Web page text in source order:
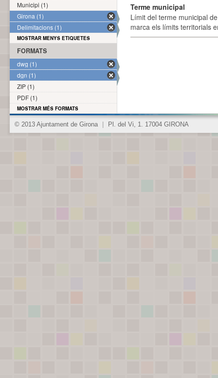
Terme municipal
Límit del terme municipal
marca els límits territorials
Municipi (1)
Girona (1)
Delimitacions (1)
MOSTRAR MENYS ETIQUETES
FORMATS
dwg (1)
dgn (1)
ZIP (1)
PDF (1)
MOSTRAR MÉS FORMATS
© 2013 Ajuntament de Girona Pl. del Vi, 1. 17004 GIRONA